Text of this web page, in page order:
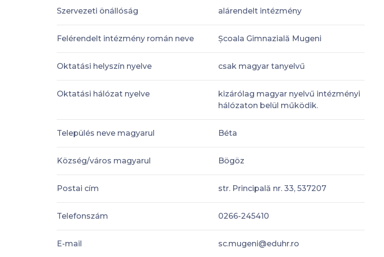
Szervezeti önállóság alárendelt intézmény
Felérendelt intézmény román neve Școala Gimnazială Mugeni
Oktatási helyszín nyelve csak magyar tanyelvű
Oktatási hálózat nyelve
kizárólag magyar nyelvű intézményi
hálózaton belül működik.
Település neve magyarul Béta
Község/város magyarul Bögöz
Postai cím str. Principală nr. 33, 537207
Telefonszám 0266-245410
E-mail sc.mugeni@eduhr.ro